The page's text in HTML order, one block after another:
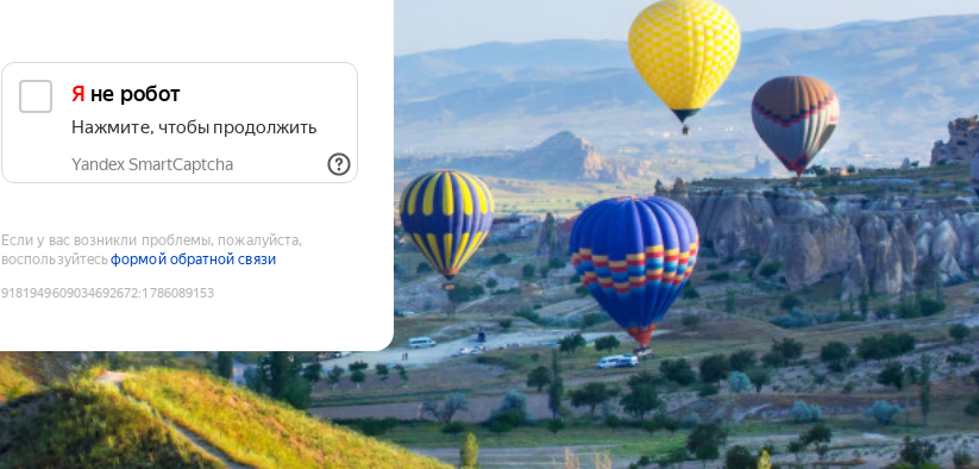
Я не робот
Нажмите, чтобы продолжить
Yandex SmartCaptcha
Если у вас возникли проблемы, пожалуйста,
воспользуйтесьформой обратной связи
9181949609034692672:1786089153